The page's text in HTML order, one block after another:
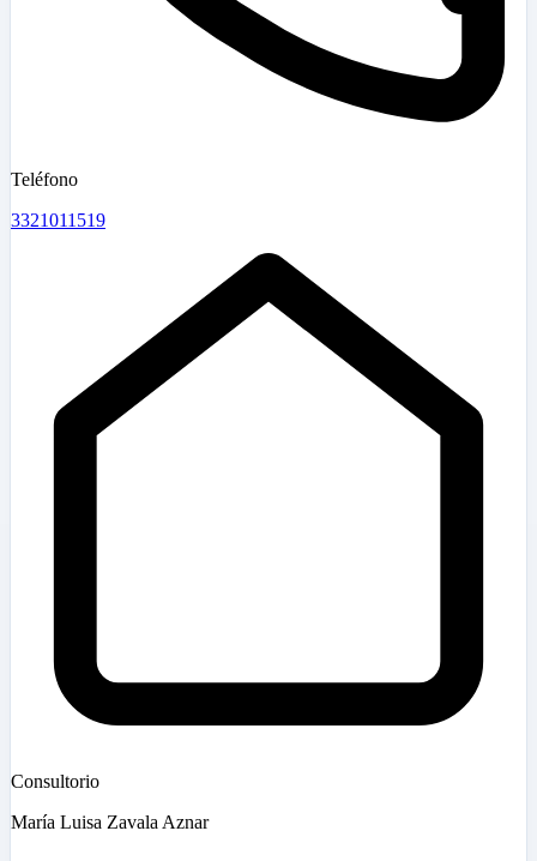
Teléfono
3321011519
Consultorio
María Luisa Zavala Aznar